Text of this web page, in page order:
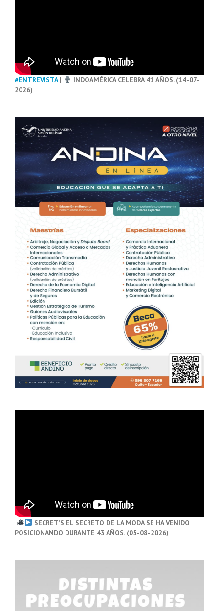
#ENTREVISTA|
INDOAMÉRICA CELEBRA 41 AÑOS. (14-07-
2026)
SECRET’S EL SECRETO DE LA MODA SE HA VENIDO
POSICIONANDO DURANTE 43 AÑOS. (05-08-2026)